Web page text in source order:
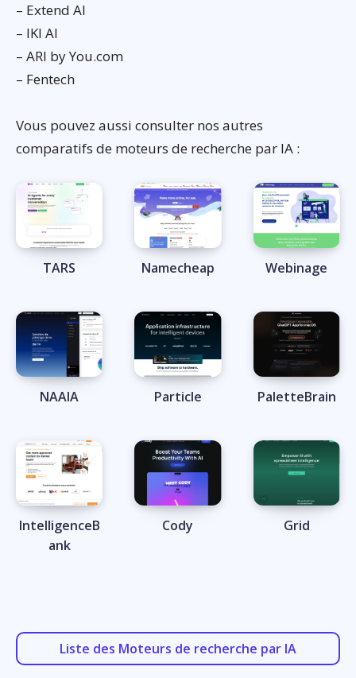
– Extend AI
– IKI AI
– ARI by You.com
– Fentech
Vous pouvez aussi consulter nos autres
comparatifs de moteurs de recherche par IA :
TARS Namecheap Webinage
NAAIA Particle PaletteBrain
IntelligenceB
ank
Cody Grid
Liste des Moteurs de recherche par IA